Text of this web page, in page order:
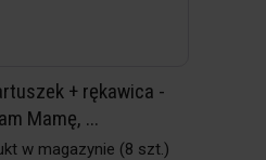
+ rękawica -
Mamę, ...
w magazynie (8 szt.)